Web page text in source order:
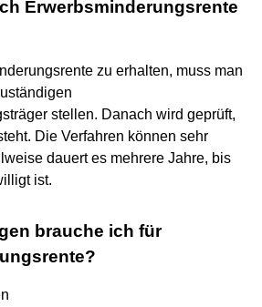
Erwerbsminderungsrente
zu erhalten, muss man
stellen. Danach wird geprüft,
Die Verfahren können sehr
dauert es mehrere Jahre, bis
ist.
brauche ich für